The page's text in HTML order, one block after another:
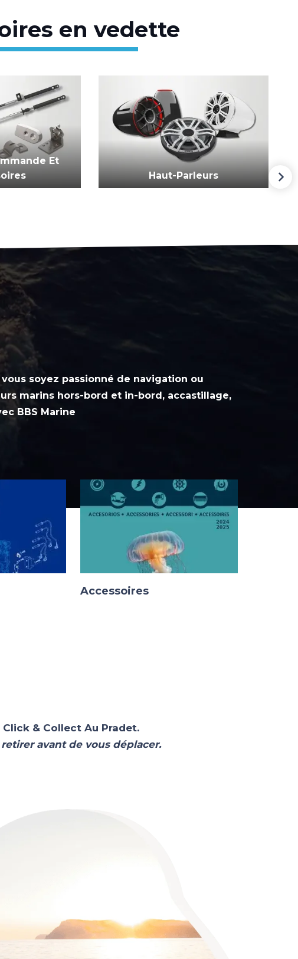
en vedette
Et
Haut-Parleurs
soyez passionné de navigation ou
marins hors-bord et in-bord, accastillage,
BBS Marine
Accessoires
& Collect Au Pradet.
avant de vous déplacer.